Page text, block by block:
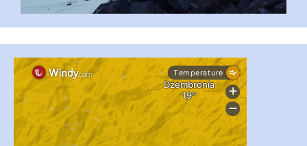
...
pimrec_project